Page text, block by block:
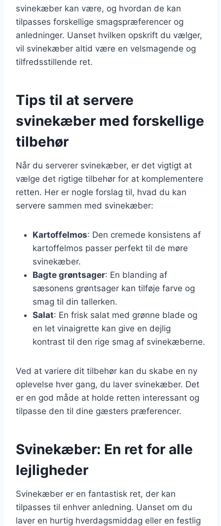
svinekæber kan være, og hvordan de kan
tilpasses forskellige smagspræferencer og
anledninger. Uanset hvilken opskrift du vælger,
vil svinekæber altid være en velsmagende og
tilfredsstillende ret.
Tips til at servere
svinekæber med forskellige
tilbehør
Når du serverer svinekæber, er det vigtigt at
vælge det rigtige tilbehør for at komplementere
retten. Her er nogle forslag til, hvad du kan
servere sammen med svinekæber:
Kartoffelmos: Den cremede konsistens af
kartoffelmos passer perfekt til de møre
svinekæber.
Bagte grøntsager: En blanding af
sæsonens grøntsager kan tilføje farve og
smag til din tallerken.
Salat: En frisk salat med grønne blade og
en let vinaigrette kan give en dejlig
kontrast til den rige smag af svinekæberne.
Ved at variere dit tilbehør kan du skabe en ny
oplevelse hver gang, du laver svinekæber. Det
er en god måde at holde retten interessant og
tilpasse den til dine gæsters præferencer.
Svinekæber: En ret for alle
lejligheder
Svinekæber er en fantastisk ret, der kan
tilpasses til enhver anledning. Uanset om du
laver en hurtig hverdagsmiddag eller en festlig